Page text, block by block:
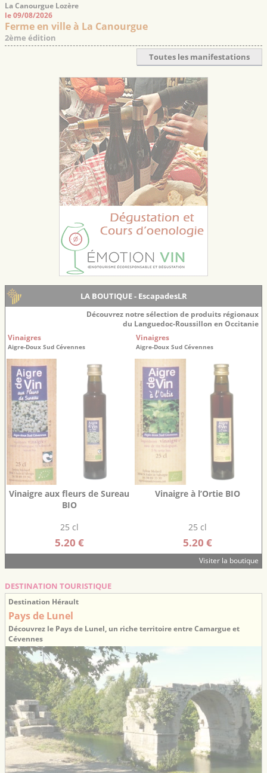
La Canourgue Lozère
le 09/08/2026
Ferme en ville à La Canourgue
2ème édition
Toutes les manifestations
LA BOUTIQUE - EscapadesLR
Découvrez notre sélection de produits régionaux
du Languedoc-Roussillon en Occitanie
Vinaigres
Aigre-Doux Sud Cévennes
Vinaigre aux fleurs de Sureau
BIO
25 cl
5.20 €
Vinaigres
Aigre-Doux Sud Cévennes
Vinaigre à l’Ortie BIO
25 cl
5.20 €
Visiter la boutique
DESTINATION TOURISTIQUE
Destination Hérault
Pays de Lunel
Découvrez le Pays de Lunel, un riche territoire entre Camargue et
Cévennes